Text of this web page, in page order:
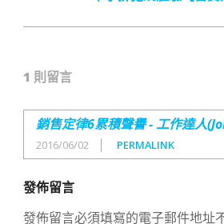
1 則留言
銷售定律6累積聲譽 - 工作達人
2016/06/02 PERMALINK
發佈留言
發佈留言必須填寫的電子郵件地址